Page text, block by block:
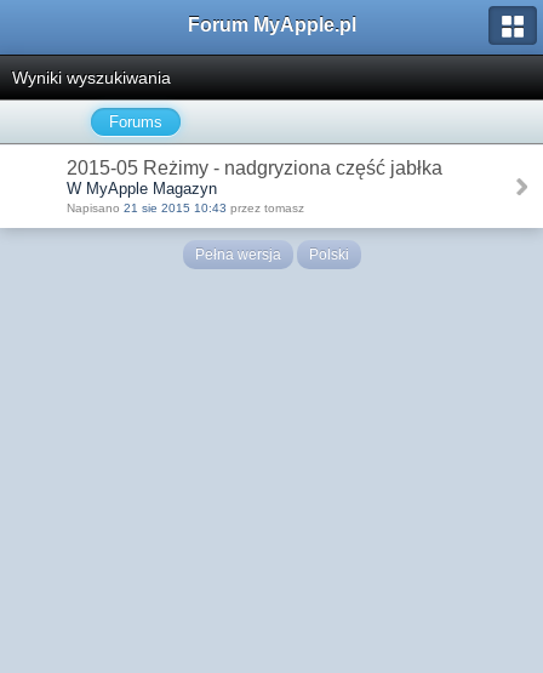
Forum MyApple.pl
Wyniki wyszukiwania
Forums
2015-05 Reżimy - nadgryziona część jabłka
W MyApple Magazyn
Napisano 21 sie 2015 10:43 przez tomasz
Pełna wersja Polski